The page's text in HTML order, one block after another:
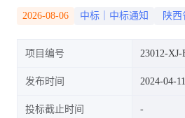
成交结
2026-08-06 中标｜中标通知 陕西
项目编号 23012-XJ-
发布时间 2024-04-
投标截止时间